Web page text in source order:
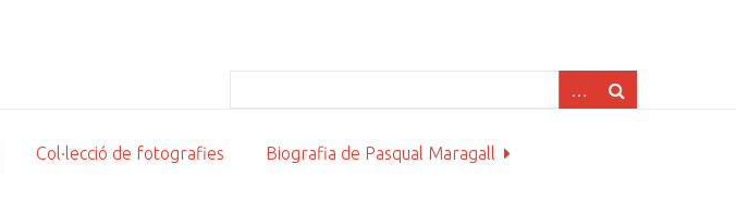
Col·lecció de fotografies Biografia de Pasqual Maragall